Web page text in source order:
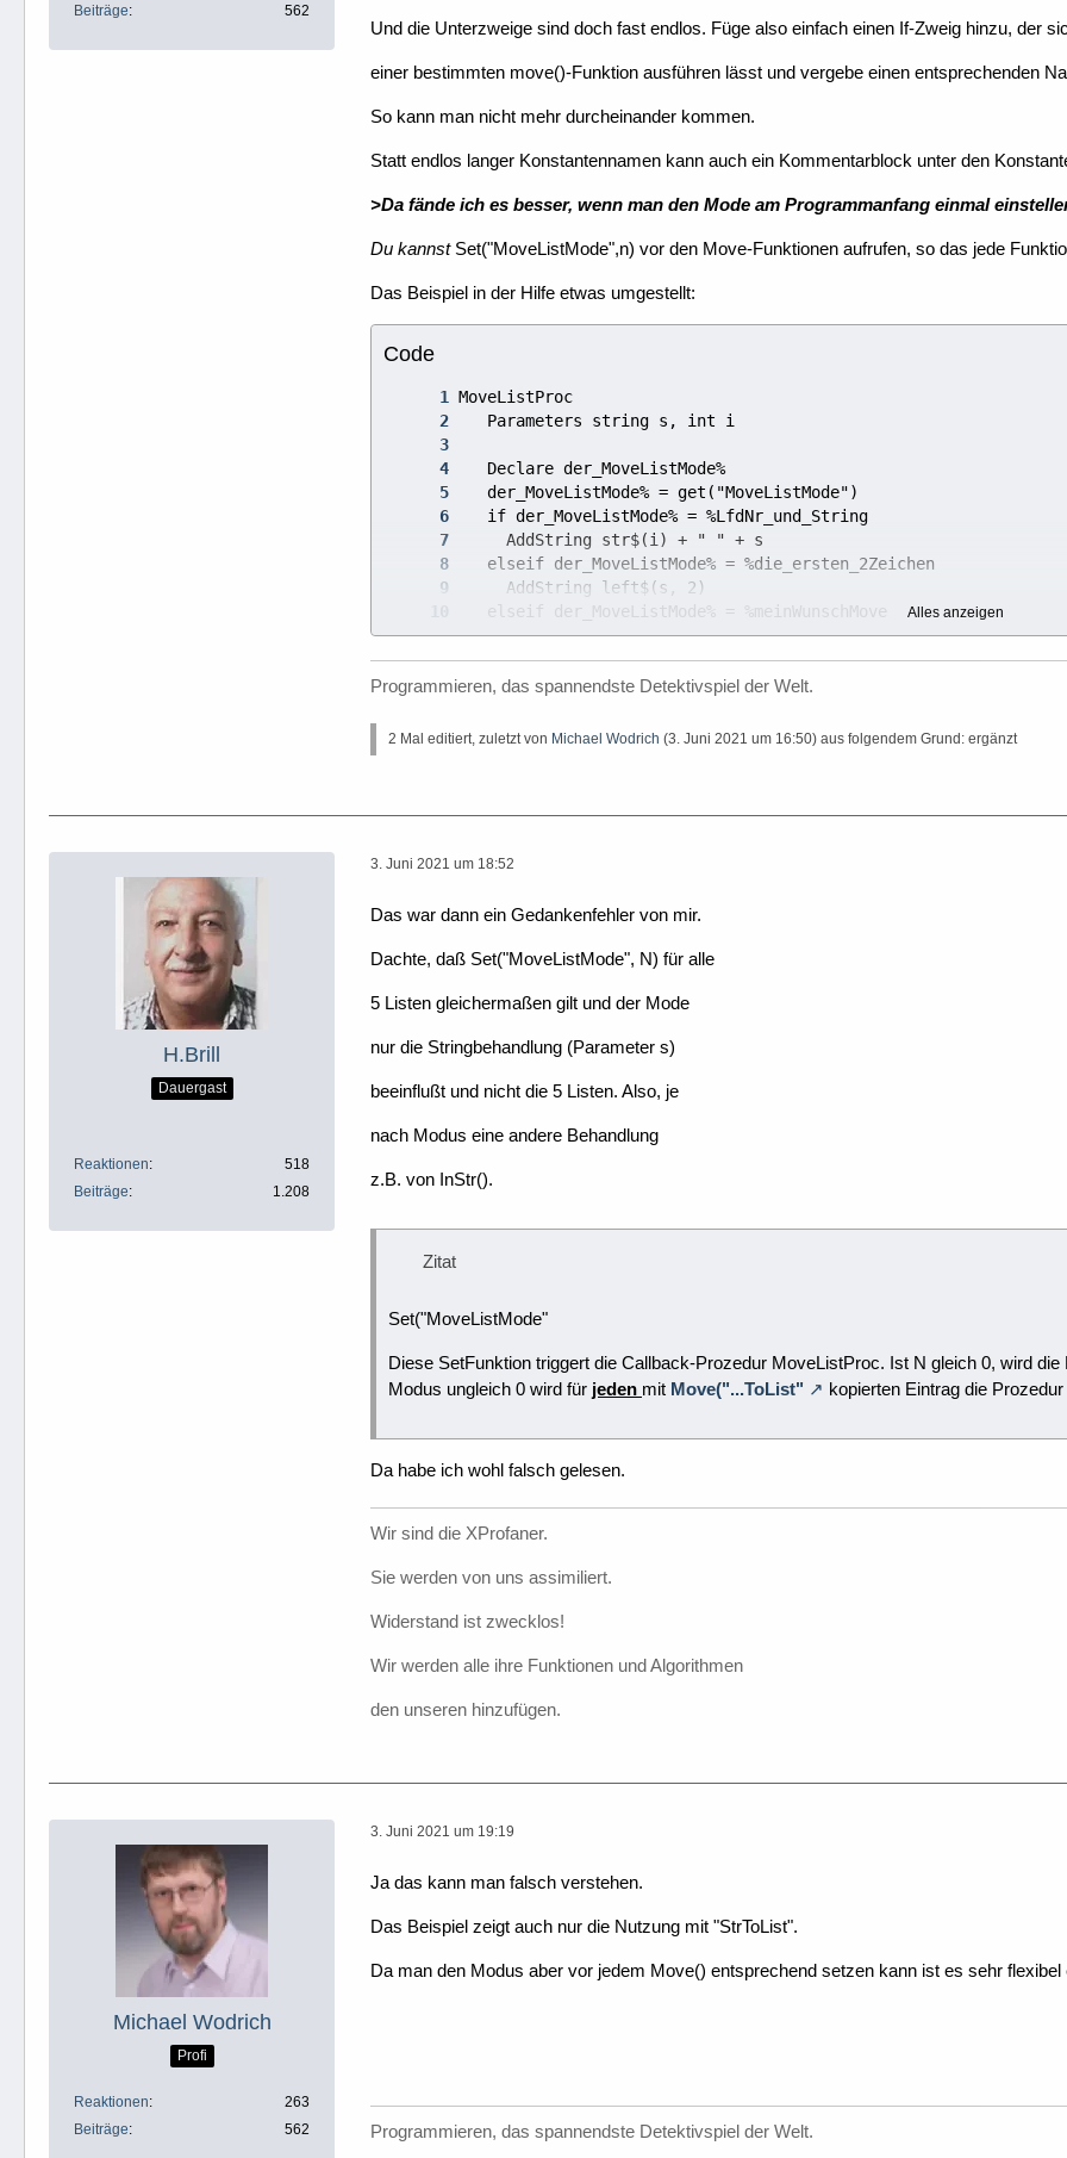
Beiträge
562
Und die Unterzweige sind doch fast endlos. Füge also einfach einen If-Zweig hinzu, der
einer bestimmten move()-Funktion ausführen lässt und vergebe einen entsprechenden
So kann man nicht mehr durcheinander kommen.
Statt endlos langer Konstantennamen kann auch ein Kommentarblock unter den
>Da fände ich es besser, wenn man den Mode am Programmanfang einmal
Du kannst Set("MoveListMode",n) vor den Move-Funktionen aufrufen, so das jede
Das Beispiel in der Hilfe etwas umgestellt:
Code
EndProc
Alles anzeigen
Programmieren, das spannendste Detektivspiel der Welt.
2 Mal editiert, zuletzt von Michael Wodrich (3. Juni 2021 um 16:50) aus folgendem Grund: ergänzt
H.Brill
Dauergast
Reaktionen
518
Beiträge
1.208
3. Juni 2021 um 18:52
Das war dann ein Gedankenfehler von mir.
Dachte, daß Set("MoveListMode", N) für alle
5 Listen gleichermaßen gilt und der Mode
nur die Stringbehandlung (Parameter s)
beeinflußt und nicht die 5 Listen. Also, je
nach Modus eine andere Behandlung
z.B. von InStr().
Zitat
Set("MoveListMode"
Diese SetFunktion triggert die Callback-Prozedur MoveListProc. Ist N gleich 0, wird
Modus ungleich 0 wird für jeden mit Move("...ToList" kopierten Eintrag die
Da habe ich wohl falsch gelesen.
Wir sind die XProfaner.
Sie werden von uns assimiliert.
Widerstand ist zwecklos!
Wir werden alle ihre Funktionen und Algorithmen
den unseren hinzufügen.
Michael Wodrich
Profi
Reaktionen
263
Beiträge
562
3. Juni 2021 um 19:19
Ja das kann man falsch verstehen.
Das Beispiel zeigt auch nur die Nutzung mit "StrToList".
Da man den Modus aber vor jedem Move() entsprechend setzen kann ist es sehr flexibel
Programmieren, das spannendste Detektivspiel der Welt.